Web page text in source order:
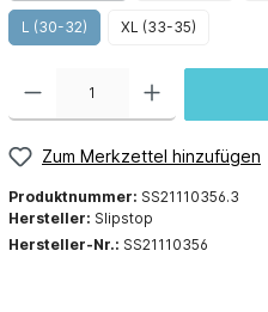
L (30-32) XL (33-35)
Zum Merkzettel hinzufügen
Produktnummer: SS21110356.3
Hersteller: Slipstop
Hersteller-Nr.: SS21110356